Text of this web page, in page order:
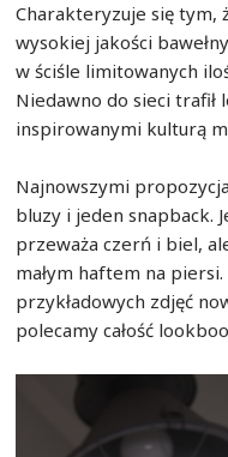
Charakteryzuje się tym,
wysokiej jakości bawełny
w ściśle limitowanych
Niedawno do sieci
inspirowanymi kulturą
Najnowszymi
bluzy i jeden snapback.
przeważa czerń i biel,
małym haftem na
przykładowych zdjęć
polecamy całość